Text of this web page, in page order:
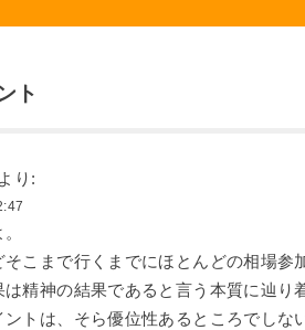
ト
より:
こまで行くまでにほとんどの相場参
は精神の結果であると言う本質に辿り
トは、そら優位性あるところでしな